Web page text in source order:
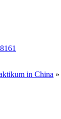
in China »